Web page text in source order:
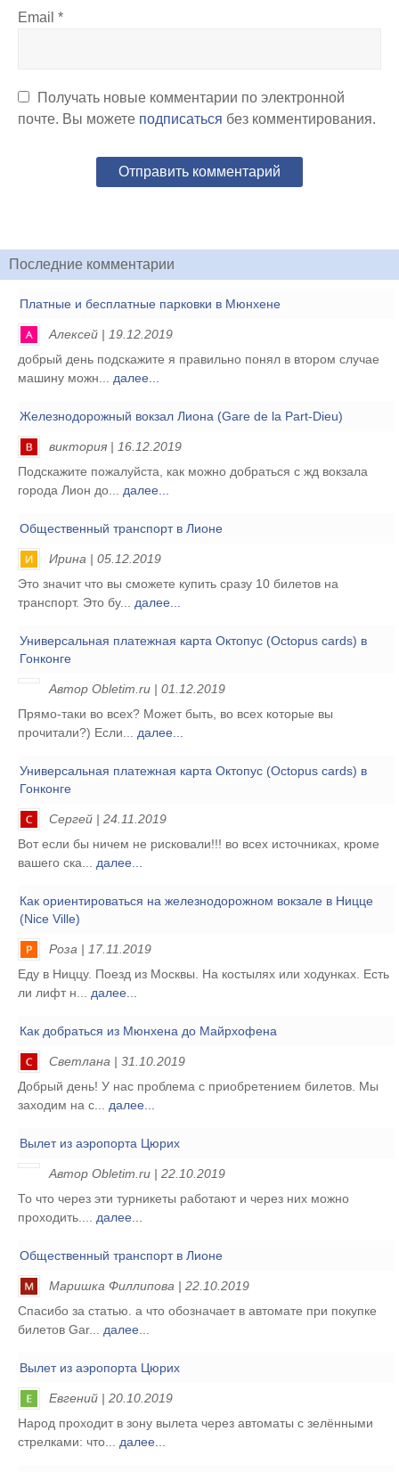
Email *
Получать новые комментарии по электронной
почте. Вы можете подписаться без комментирования.
Последние комментарии
Платные и бесплатные парковки в Мюнхене
Алексей | 19.12.2019
добрый день подскажите я правильно понял в втором случае
машину можн... далее...
Железнодорожный вокзал Лиона (Gare de la Part-Dieu)
виктория | 16.12.2019
Подскажите пожалуйста, как можно добраться с жд вокзала
города Лион до... далее...
Общественный транспорт в Лионе
Ирина | 05.12.2019
Это значит что вы сможете купить сразу 10 билетов на
транспорт. Это бу... далее...
Универсальная платежная карта Октопус (Octopus cards) в
Гонконге
Автор Obletim.ru | 01.12.2019
Прямо-таки во всех? Может быть, во всех которые вы
прочитали?) Если... далее...
Универсальная платежная карта Октопус (Octopus cards) в
Гонконге
Сергей | 24.11.2019
Вот если бы ничем не рисковали!!! во всех источниках, кроме
вашего ска... далее...
Как ориентироваться на железнодорожном вокзале в Ницце
(Nice Ville)
Роза | 17.11.2019
Еду в Ниццу. Поезд из Москвы. На костылях или ходунках. Есть
ли лифт н... далее...
Как добраться из Мюнхена до Майрхофена
Светлана | 31.10.2019
Добрый день! У нас проблема с приобретением билетов. Мы
заходим на с... далее...
Вылет из аэропорта Цюрих
Автор Obletim.ru | 22.10.2019
То что через эти турникеты работают и через них можно
проходить.... далее...
Общественный транспорт в Лионе
Маришка Филлипова | 22.10.2019
Спасибо за статью. а что обозначает в автомате при покупке
билетов Gar... далее...
Вылет из аэропорта Цюрих
Евгений | 20.10.2019
Народ проходит в зону вылета через автоматы с зелёнными
стрелками: что... далее...